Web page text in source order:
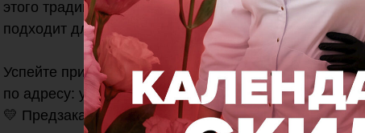
этого традиционно использовались в …
подходит для чувствительной кожи, не вызывая
Успейте приобрести ваше любимое средство по
по адресу: ул. Академическая, 2.
💛 Предзаказ по телефону, указанному нанашем